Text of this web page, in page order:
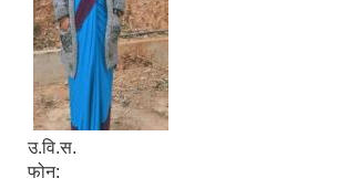
उ.वि.स.
फोन: